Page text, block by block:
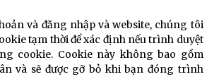
chữa đầy bụng khi ăn hải sản đơn giản
5 năm ago
và đăng nhập và website, chúng tôi
tạm thời để xác định nếu trình duyệt
cookie. Cookie này không bao gồm
và sẽ được gỡ bỏ khi bạn đóng trình